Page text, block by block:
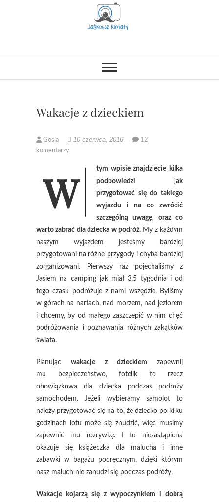
Jaśkowe klimaty-
Blog rodzicielsko-
lifestylowy
CIEKAWE PROJEKTY DIY Z
Wakacje z dzieckiem
Gosia 10 czerwca, 2016
12
komentarzy
W tym wpisie znajdziecie kilka
podpowiedzi jak
przygotować się do takiego
wyjazdu i na co zwrócić
szczególną uwagę, oraz co
warto zabrać dla dziecka w podróż. My z każdym
naszym wyjazdem jesteśmy bardziej
przygotowani na różne przygody i chyba bardziej
zorganizowani. Pierwszy raz pojechaliśmy z
Jasiem na camping jak miał 3,5 tygodnia i od
tego czasu podróżuje z nami wszędzie. Byliśmy
w górach na nartach, nad morzem, nad jeziorem
i chcemy, by od małego zaszczepić w nim chęć
podróżowania i poznawania różnych zakątków
świata.
Planując wakacje z dzieckiem zapewnij
mu bezpieczeństwo, fotelik to rzecz
obowiązkowa dla dziecka podczas podroży
samochodem. Jeżeli wybieramy samolot to
należy przygotować się na to, że dziecko po kilku
godzinach lotu może się znudzić, więc musimy
zapewnić mu rozrywkę. I tu niezastąpiona
okazuje się książeczka dla malucha i inne
zabawki w bagażu podręcznym, dzięki którym
nasz maluch nie zanudzi się podczas podróży.
Wakacje kojarzą się z wypoczynkiem i dobrą